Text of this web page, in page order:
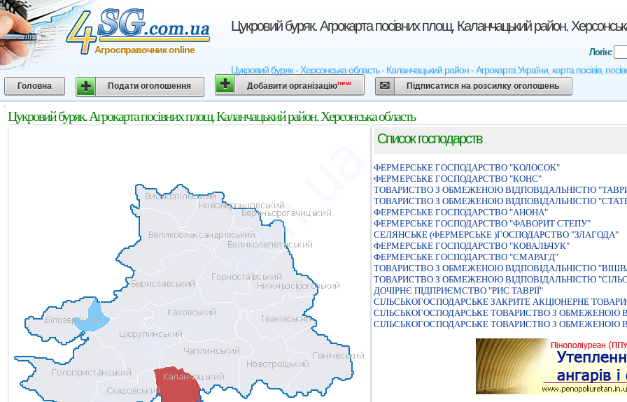
Цукровий буряк. Агрокарта посівних площ. Каланчацький район.
Цукровий буряк - Херсонська область - Каланчацький район - Агрокарта України, карта посівів,
Агросправочник online Логін:
Головна Подати оголошення Добавити організаціюnew Підписатися на розсилку оголошень
Цукровий буряк. Агрокарта посівних площ. Каланчацький район. Херсонська область
Список господарств
ФЕРМЕРСЬКЕ ГОСПОДАРСТВО "КОЛОСОК"
ФЕРМЕРСЬКЕ ГОСПОДАРСТВО "КОНС"
ТОВАРИСТВО З ОБМЕЖЕНОЮ ВIДПОВIДАЛЬНIСТЮ
ТОВАРИСТВО З ОБМЕЖЕНОЮ ВІДПОВІДАЛЬНІСТЮ
ФЕРМЕРСЬКЕ ГОСПОДАРСТВО "АНОНА"
ФЕРМЕРСЬКЕ ГОСПОДАРСТВО "ФАВОРИТ СТЕПУ"
СЕЛЯНСЬКЕ (ФЕРМЕРСЬКЕ )ГОСПОДАРСТВО "ЗЛАГОДА"
ФЕРМЕРСЬКЕ ГОСПОДАРСТВО "КОВАЛЬЧУК"
ФЕРМЕРСЬКЕ ГОСПОДАРСТВО "СМАРАГД"
ТОВАРИСТВО З ОБМЕЖЕНОЮ ВІДПОВІДАЛЬНІСТЮ
ТОВАРИСТВО З ОБМЕЖЕНОЮ ВIДПОВIДАЛЬНIСТЮ
ДОЧIРНЄ ПIДПРИЄМСТВО "РИС ТАВРIЇ"
СIЛЬСЬКОГОСПОДАРСЬКЕ ЗАКРИТЕ АКЦIОНЕРНЕ
СIЛЬСЬКОГОСПОДАРСЬКЕ ТОВАРИСТВО З ОБМЕЖЕНОЮ
СІЛЬСЬКОГОСПОДАРСЬКЕ ТОВАРИСТВО З ОБМЕЖЕНОЮ